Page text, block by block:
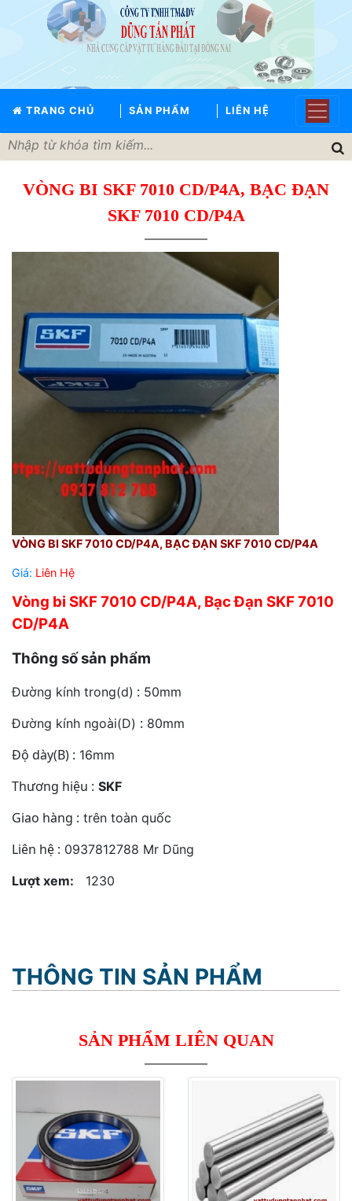
TRANG CHỦ SẢN PHẨM LIÊN HỆ
TRANG
CHỦ
GIỚI
SẢN
PHẨM
THƯƠNG
TỨC
VÒNG BI SKF 7010 CD/P4A, BẠC ĐẠN
SKF 7010 CD/P4A
VÒNG BI SKF 7010 CD/P4A, BẠC ĐẠN SKF 7010 CD/P4A
Giá: Liên Hệ
Vòng bi SKF 7010 CD/P4A, Bạc Đạn SKF 7010
CD/P4A
Thông số sản phẩm
Đường kính trong(d) : 50mm
Đường kính ngoài(D) : 80mm
Độ dày(B) : 16mm
Thương hiệu : SKF
Giao hàng : trên toàn quốc
Liên hệ : 0937812788 Mr Dũng
Lượt xem:
1230
THÔNG TIN SẢN PHẨM
SẢN PHẨM LIÊN QUAN